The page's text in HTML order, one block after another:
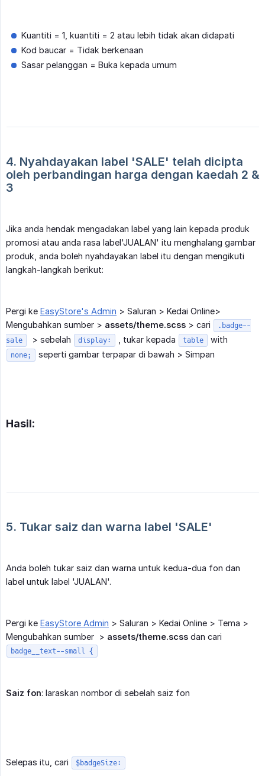
Kuantiti = 1, kuantiti = 2 atau lebih tidak akan didapati
Kod baucar = Tidak berkenaan
Sasar pelanggan = Buka kepada umum
4. Nyahdayakan label 'SALE' telah dicipta
oleh perbandingan harga dengan kaedah 2 &
3
Jika anda hendak mengadakan label yang lain kepada produk
promosi atau anda rasa label'JUALAN' itu menghalang gambar
produk, anda boleh nyahdayakan label itu dengan mengikuti
langkah-langkah berikut:
Pergi ke EasyStore's Admin > Saluran > Kedai Online>
Mengubahkan sumber > assets/theme.scss > cari
.badge--
sale
> sebelah display: , tukar kepada table with
none; seperti gambar terpapar di bawah > Simpan
Hasil:
5. Tukar saiz dan warna label 'SALE'
Anda boleh tukar saiz dan warna untuk kedua-dua fon dan
label untuk label 'JUALAN'.
Pergi ke EasyStore Admin > Saluran > Kedai Online > Tema >
Mengubahkan sumber > assets/theme.scss dan cari
badge__text--small {
Saiz fon: laraskan nombor di sebelah saiz fon
Selepas itu, cari $badgeSize: